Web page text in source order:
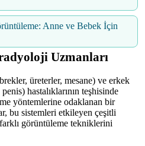
Anne ve Bebek İçin
Uzmanları
üreterler, mesane) ve erkek
hastalıklarının teşhisinde
yöntemlerine odaklanan bir
bu sistemleri etkileyen çeşitli
görüntüleme tekniklerini